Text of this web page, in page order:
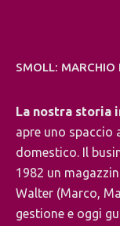
SMOLL: MARCHIO
La nostra storia
apre uno spaccio
domestico. Il
1982 un
Walter (Marco,
gestione e oggi